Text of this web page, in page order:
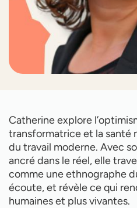
Catherine explore
transformatrice et la santé
du travail moderne. Avec
ancré dans le réel, elle
comme une ethnographe
écoute, et révèle ce qui
humaines et plus vivantes.